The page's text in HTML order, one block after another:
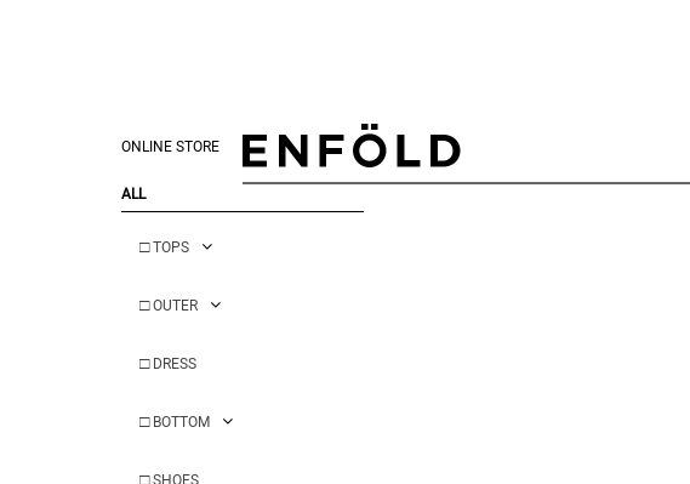
ONLINE STORE
ALL
□ TOPS
□ OUTER
□ DRESS
□ BOTTOM
□ SHOES